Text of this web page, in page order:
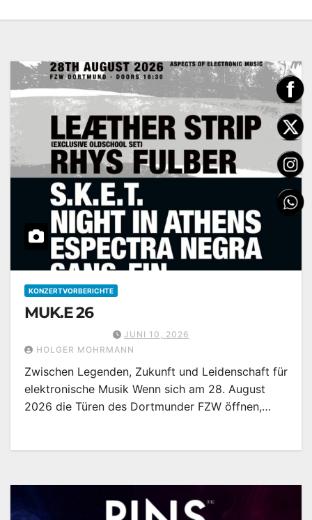
KONZERTVORBERICHTE
MUK.E 26
JUNI 10, 2026
HOLGER MOHRMANN
Zwischen Legenden, Zukunft und Leidenschaft für
elektronische Musik Wenn sich am 28. August
2026 die Türen des Dortmunder FZW öffnen,…